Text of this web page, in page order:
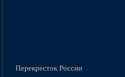
Перекресток России